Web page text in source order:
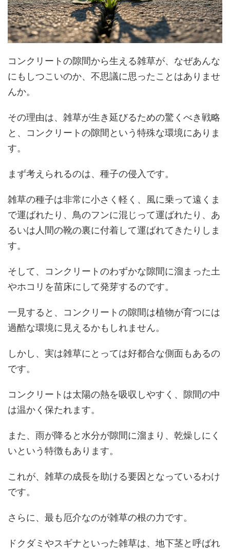
コンクリートの隙間から生える雑草が、なぜあんな
にもしつこいのか、不思議に思ったことはありませ
んか。
その理由は、雑草が生き延びるための驚くべき戦略
と、コンクリートの隙間という特殊な環境にありま
す。
まず考えられるのは、種子の侵入です。
雑草の種子は非常に小さく軽く、風に乗って遠くま
で運ばれたり、鳥のフンに混じって運ばれたり、あ
るいは人間の靴の裏に付着して運ばれてきたりしま
す。
そして、コンクリートのわずかな隙間に溜まった土
やホコリを苗床にして発芽するのです。
一見すると、コンクリートの隙間は植物が育つには
過酷な環境に見えるかもしれません。
しかし、実は雑草にとっては好都合な側面もあるの
です。
コンクリートは太陽の熱を吸収しやすく、隙間の中
は温かく保たれます。
また、雨が降ると水分が隙間に溜まり、乾燥しにく
いという特徴もあります。
これが、雑草の成長を助ける要因となっているわけ
です。
さらに、最も厄介なのが雑草の根の力です。
ドクダミやスギナといった雑草は、地下茎と呼ばれ